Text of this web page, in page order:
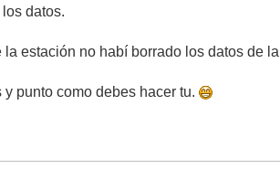
datos.
estación no habí borrado los datos de
y punto como debes hacer tu.